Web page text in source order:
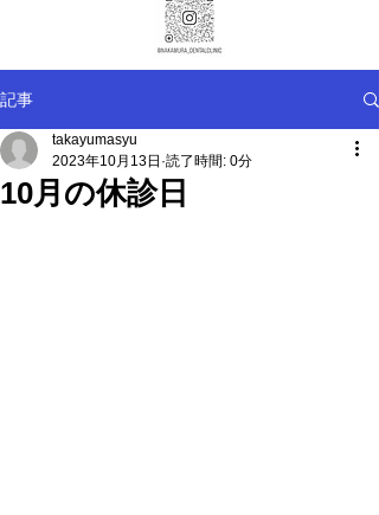
記事
10月の休診日
takayumasyu
2023年10月13日 読了時間: 0分